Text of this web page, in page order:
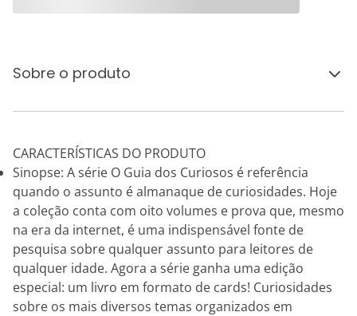
Sobre o produto
CARACTERÍSTICAS DO PRODUTO
Sinopse: A série O Guia dos Curiosos é referência
quando o assunto é almanaque de curiosidades. Hoje
a coleção conta com oito volumes e prova que, mesmo
na era da internet, é uma indispensável fonte de
pesquisa sobre qualquer assunto para leitores de
qualquer idade. Agora a série ganha uma edição
especial: um livro em formato de cards! Curiosidades
sobre os mais diversos temas organizados em